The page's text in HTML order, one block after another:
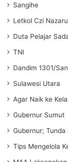
Sangihe
Letkol Czi
Duta Pelajar
TNI
Dandim 1301/
Sulawesi Utara
Agar Naik ke
Gubernur Sumut
Gubernur; Tunda
Tips Mengelola